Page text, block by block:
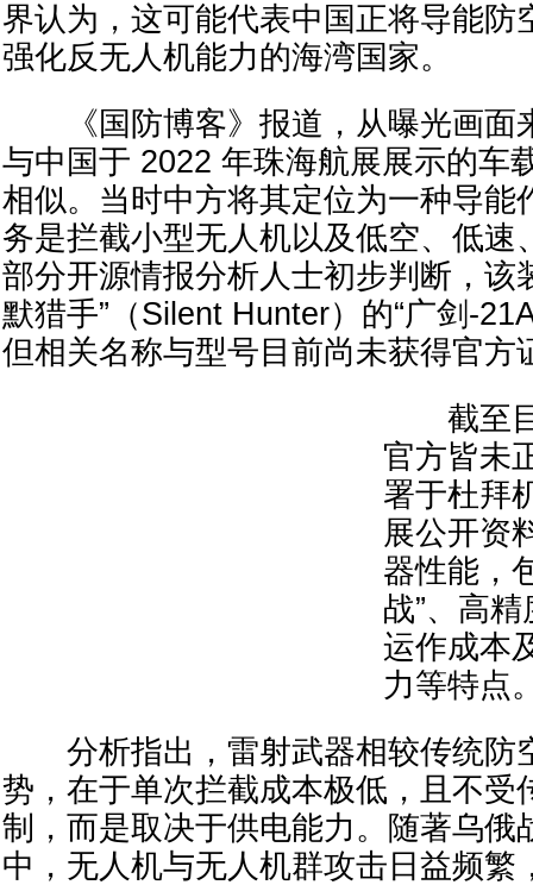
界认为，这可能代表中国正将导能防
强化反无人机能力的海湾国家。
《国防博客》报道，从曝光画面
与中国于 2022 年珠海航展展示的车
相似。当时中方将其定位为一种导能
务是拦截小型无人机以及低空、低速
部分开源情报分析人士初步判断，该
默猎手”（Silent Hunter）的“广剑-
但相关名称与型号目前尚未获得官方
截至目
官方皆未
署于杜拜
展公开资
器性能，
战”、高
运作成本
力等特点
分析指出，雷射武器相较传统防
势，在于单次拦截成本极低，且不受
制，而是取决于供电能力。随著乌俄
中，无人机与无人机群攻击日益频繁